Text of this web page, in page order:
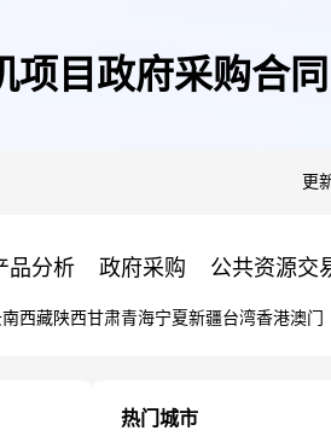
目政府采购合同
更
品分析 政府采购 公共资源交
西藏陕西甘肃青海宁夏新疆台湾香港澳门
热门城市